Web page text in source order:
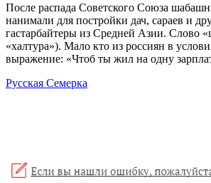
После распада Советского Союза
нанимали для постройки дач, сараев и
гастарбайтеры из Средней Азии. Слово
«халтура»). Мало кто из россиян в
выражение: «Чтоб ты жил на одну
Русская Семерка